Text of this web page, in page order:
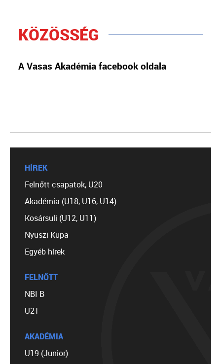
KÖZÖSSÉG
A Vasas Akadémia facebook oldala
HÍREK
Felnőtt csapatok, U20
Akadémia (U18, U16, U14)
Kosársuli (U12, U11)
Nyuszi Kupa
Egyéb hírek
FELNŐTT
NBI B
U21
AKADÉMIA
U19 (Junior)